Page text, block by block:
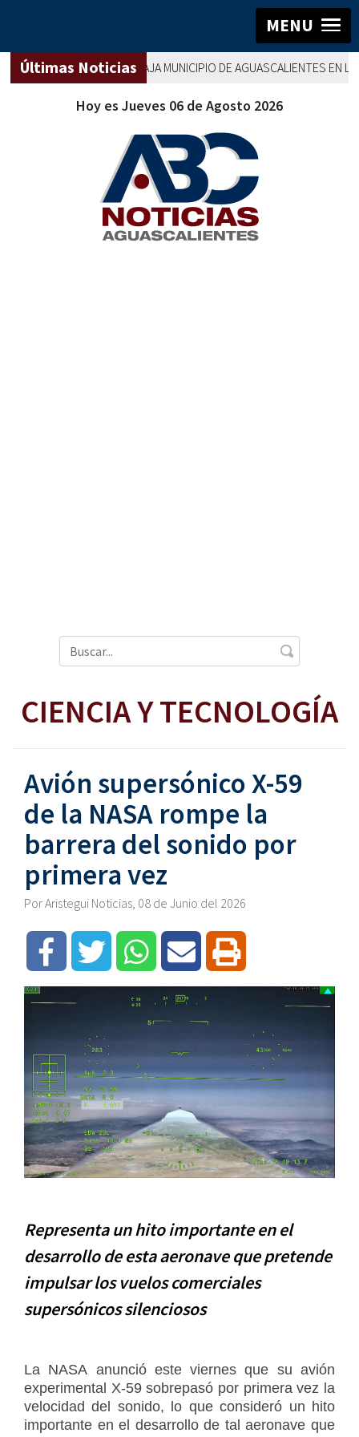
MENU
Últimas NoticiasTRABAJA MUNICIPIO DE AGUASCALIENTES EN LA
Hoy es Jueves 06 de Agosto 2026
CIENCIA Y TECNOLOGÍA
Avión supersónico X-59
de la NASA rompe la
barrera del sonido por
primera vez
Por Aristegui Noticias, 08 de Junio del 2026
Representa un hito importante en el
desarrollo de esta aeronave que pretende
impulsar los vuelos comerciales
supersónicos silenciosos
La NASA anunció este viernes que su avión
experimental X-59 sobrepasó por primera vez la
velocidad del sonido, lo que consideró un hito
importante en el desarrollo de tal aeronave que